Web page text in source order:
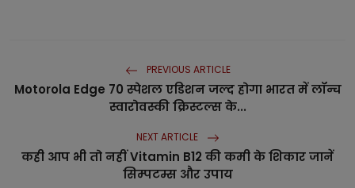
PREVIOUS ARTICLE
Motorola Edge 70 स्पेशल एडिशन जल्द होगा भारत में लॉन्च
स्वारोवस्की क्रिस्टल्स के...
NEXT ARTICLE
कही आप भी तो नहीं Vitamin B12 की कमी के शिकार जानें
सिम्पटम्स और उपाय